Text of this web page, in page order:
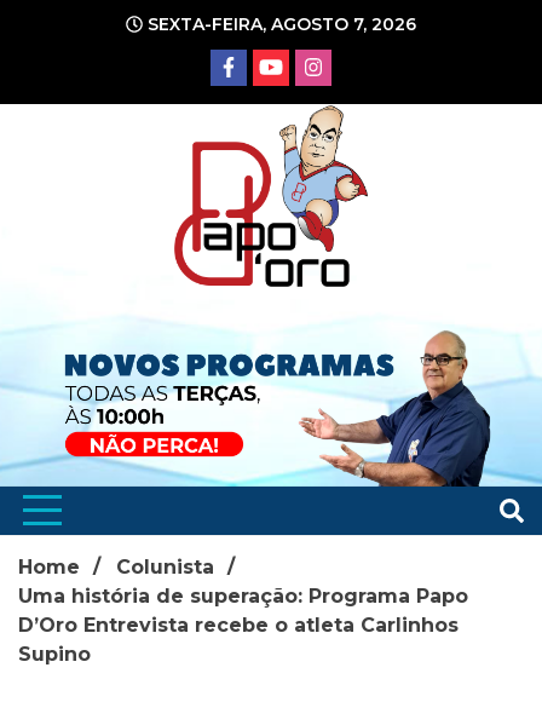
conteúdo
SEXTA-FEIRA, AGOSTO 7, 2026
Home
Colunista
Uma história de superação: Programa Papo
D’Oro Entrevista recebe o atleta Carlinhos
Supino